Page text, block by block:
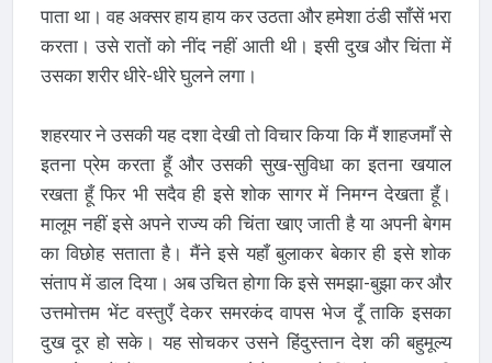
पाता था। वह अक्सर हाय हाय कर उठता और हमेशा ठंडी साँसें भरा
करता। उसे रातों को नींद नहीं आती थी। इसी दुख और चिंता में
उसका शरीर धीरे-धीरे घुलने लगा।
शहरयार ने उसकी यह दशा देखी तो विचार किया कि मैं शाहजमाँ से
इतना प्रेम करता हूँ और उसकी सुख-सुविधा का इतना खयाल
रखता हूँ फिर भी सदैव ही इसे शोक सागर में निमग्न देखता हूँ।
मालूम नहीं इसे अपने राज्य की चिंता खाए जाती है या अपनी बेगम
का विछोह सताता है। मैंने इसे यहाँ बुलाकर बेकार ही इसे शोक
संताप में डाल दिया। अब उचित होगा कि इसे समझा-बुझा कर और
उत्तमोत्तम भेंट वस्तुएँ देकर समरकंद वापस भेज दूँ ताकि इसका
दुख दूर हो सके। यह सोचकर उसने हिंदुस्तान देश की बहुमूल्य